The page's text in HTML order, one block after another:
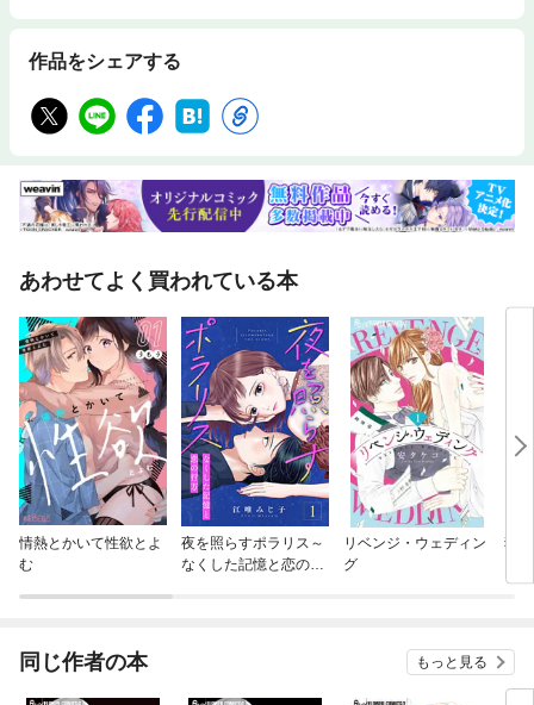
作品をシェアする
あわせてよく買われている本
情熱とかいて性欲とよ
む
夜を照らすポラリス～
なくした記憶と恋の行
リベンジ・ウェディン
グ
独
同じ作者の本 もっと見る